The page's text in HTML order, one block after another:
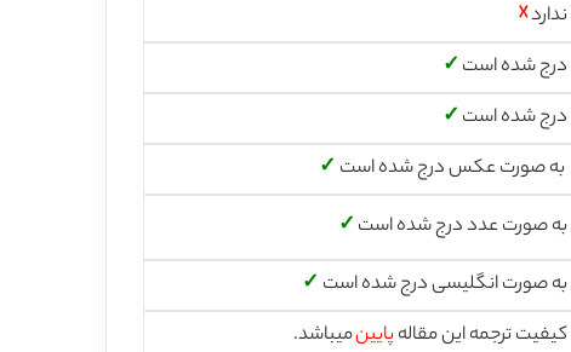
ندارد☓
درج شده است ✓
درج شده است ✓
به صورت عکس درج شده است ✓
به صورت عدد درج شده است ✓
به صورت انگلیسی درج شده است ✓
کیفیت ترجمه این مقالهپایینمیباشد.